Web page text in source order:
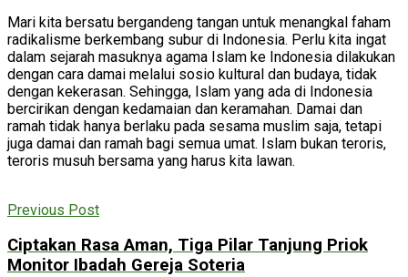
Mari kita bersatu bergandeng tangan untuk menangkal faham
radikalisme berkembang subur di Indonesia. Perlu kita ingat
dalam sejarah masuknya agama Islam ke Indonesia dilakukan
dengan cara damai melalui sosio kultural dan budaya, tidak
dengan kekerasan. Sehingga, Islam yang ada di Indonesia
bercirikan dengan kedamaian dan keramahan. Damai dan
ramah tidak hanya berlaku pada sesama muslim saja, tetapi
juga damai dan ramah bagi semua umat. Islam bukan teroris,
teroris musuh bersama yang harus kita lawan.
Previous Post
Ciptakan Rasa Aman, Tiga Pilar Tanjung Priok
Monitor Ibadah Gereja Soteria